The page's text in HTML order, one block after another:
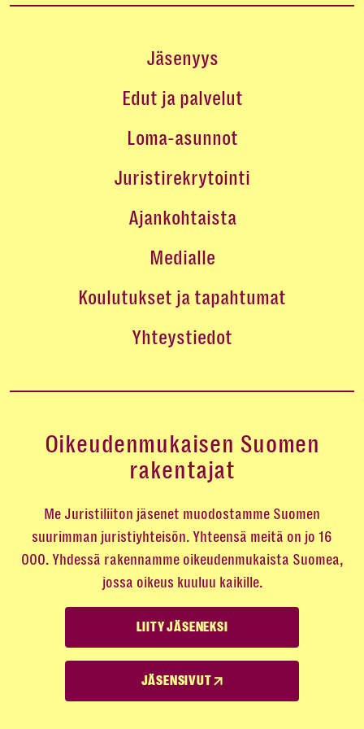
Jäsenyys
Edut ja palvelut
Loma-asunnot
Juristirekrytointi
Ajankohtaista
Medialle
Koulutukset ja tapahtumat
Yhteystiedot
Oikeudenmukaisen Suomen
rakentajat
Me Juristiliiton jäsenet muodostamme Suomen
suurimman juristiyhteisön. Yhteensä meitä on jo 16
000. Yhdessä rakennamme oikeudenmukaista Suomea,
jossa oikeus kuuluu kaikille.
LIITY JÄSENEKSI
JÄSENSIVUT